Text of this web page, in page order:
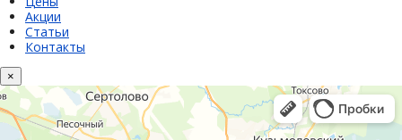
Акции
Статьи
Контакты
×